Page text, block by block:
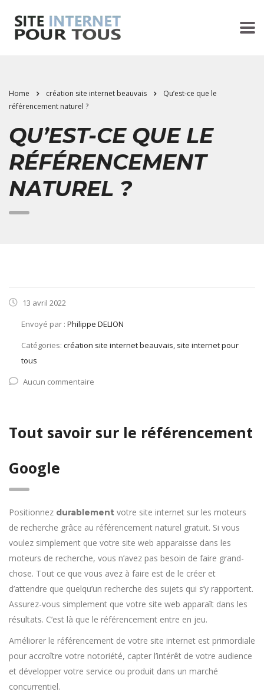
Home création site internet beauvais
Qu’est-ce que le
référencement naturel ?
QU’EST-CE QUE LE
RÉFÉRENCEMENT
NATUREL ?
13 avril 2022
Envoyé par : Philippe DELION
Catégories: création site internet beauvais, site internet pour
tous
Aucun commentaire
Tout savoir sur le référencement
Google
Positionnez durablement votre site internet sur les moteurs
de recherche grâce au référencement naturel gratuit. Si vous
voulez simplement que votre site web apparaisse dans les
moteurs de recherche, vous n’avez pas besoin de faire grand-
chose. Tout ce que vous avez à faire est de le créer et
d’attendre que quelqu’un recherche des sujets qui s’y rapportent.
Assurez-vous simplement que votre site web apparaît dans les
résultats. C’est là que le référencement entre en jeu.
Améliorer le référencement de votre site internet est primordiale
pour accroître votre notoriété, capter l’intérêt de votre audience
et développer votre service ou produit dans un marché
concurrentiel.